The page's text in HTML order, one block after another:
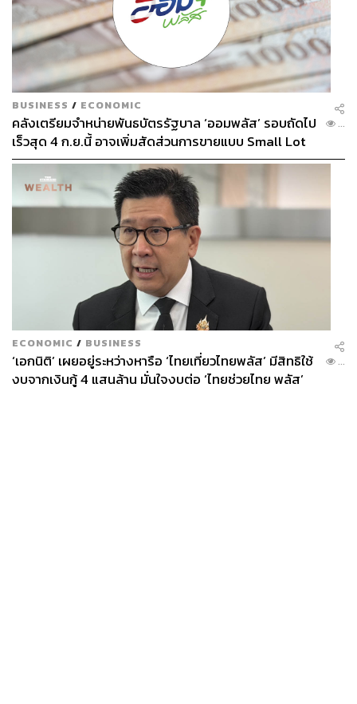
BUSINESS / ECONOMIC
คลังเตรียมจำหน่ายพันธบัตรรัฐบาล ‘ออมพลัส’ รอบถัดไป
เร็วสุด 4 ก.ย.นี้ อาจเพิ่มสัดส่วนการขายแบบ Small Lot
First มากขึ้น
...
ECONOMIC / BUSINESS
‘เอกนิติ’ เผยอยู่ระหว่างหารือ ‘ไทยเที่ยวไทยพลัส’ มีสิทธิใช้
งบจากเงินกู้ 4 แสนล้าน มั่นใจงบต่อ ‘ไทยช่วยไทย พลัส’
...